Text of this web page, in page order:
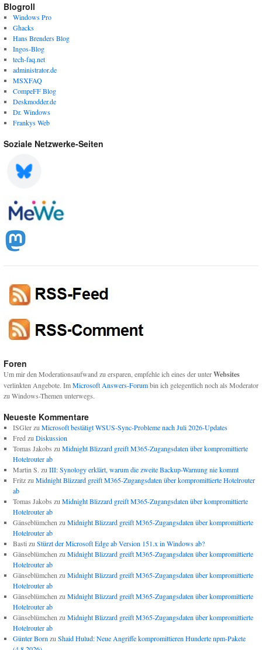
Blogroll
Windows Pro
Ghacks
Hans Brenders Blog
Ingos-Blog
tech-faq.net
administrator.de
MSXFAQ
CompeFF Blog
Deskmodder.de
Dr. Windows
Frankys Web
Soziale Netzwerke-Seiten
Foren
Um mir den Moderationsaufwand zu ersparen, empfehle ich eines der unterWebsites
verlinkten Angebote. ImMicrosoft Answers-Forumbin ich gelegentlich noch als Moderator
zu Windows-Themen unterwegs.
Neueste Kommentare
ISGlerzu Microsoft bestätigt WSUS-Sync-Probleme nach Juli 2026-Updates
Fred zu Diskussion
Tomas Jakobs zu Midnight Blizzard greift M365-Zugangsdaten über kompromittierte
Hotelrouter ab
Martin S. zu III: Synology erklärt, warum die zweite Backup-Warnung nie kommt
Fritzzu Midnight Blizzard greift M365-Zugangsdaten über kompromittierte Hotelrouter
ab
Tomas Jakobs zu Midnight Blizzard greift M365-Zugangsdaten über kompromittierte
Hotelrouter ab
Gänseblümchen zu Midnight Blizzard greift M365-Zugangsdaten über kompromittierte
Hotelrouter ab
Basti zu Stürzt der Microsoft Edge ab Version 151.x in Windows ab?
Gänseblümchen zu Midnight Blizzard greift M365-Zugangsdaten über kompromittierte
Hotelrouter ab
Gänseblümchen zu Midnight Blizzard greift M365-Zugangsdaten über kompromittierte
Hotelrouter ab
Gänseblümchen zu Midnight Blizzard greift M365-Zugangsdaten über kompromittierte
Hotelrouter ab
Gänseblümchen zu Midnight Blizzard greift M365-Zugangsdaten über kompromittierte
Hotelrouter ab
Günter Born zu Shaid Hulud: Neue Angriffe kompromittieren Hunderte npm-Pakete